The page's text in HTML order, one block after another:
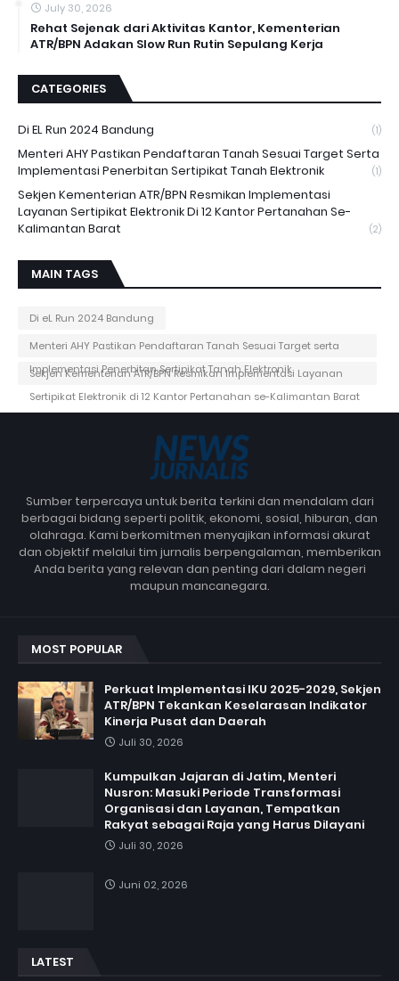
July 30, 2026
Rehat Sejenak dari Aktivitas Kantor, Kementerian
ATR/BPN Adakan Slow Run Rutin Sepulang Kerja
CATEGORIES
Di EL Run 2024 Bandung (1)
Menteri AHY Pastikan Pendaftaran Tanah Sesuai Target Serta
Implementasi Penerbitan Sertipikat Tanah Elektronik
(1)
Sekjen Kementerian ATR/BPN Resmikan Implementasi
Layanan Sertipikat Elektronik Di 12 Kantor Pertanahan Se-
Kalimantan Barat
(2)
MAIN TAGS
Di eL Run 2024 Bandung
Menteri AHY Pastikan Pendaftaran Tanah Sesuai Target serta
Implementasi Penerbitan Sertipikat Tanah Elektronik
Sekjen Kementerian ATR/BPN Resmikan Implementasi Layanan
Sertipikat Elektronik di 12 Kantor Pertanahan se-Kalimantan Barat
Sumber terpercaya untuk berita terkini dan mendalam dari
berbagai bidang seperti politik, ekonomi, sosial, hiburan, dan
olahraga. Kami berkomitmen menyajikan informasi akurat
dan objektif melalui tim jurnalis berpengalaman, memberikan
Anda berita yang relevan dan penting dari dalam negeri
maupun mancanegara.
MOST POPULAR
Perkuat Implementasi IKU 2025-2029, Sekjen
ATR/BPN Tekankan Keselarasan Indikator
Kinerja Pusat dan Daerah
Juli 30, 2026
Kumpulkan Jajaran di Jatim, Menteri
Nusron: Masuki Periode Transformasi
Organisasi dan Layanan, Tempatkan
Rakyat sebagai Raja yang Harus Dilayani
Juli 30, 2026
Juni 02, 2026
LATEST